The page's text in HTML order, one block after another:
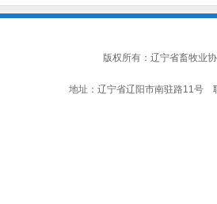
版权所有：辽宁省畜牧业
地址：辽宁省辽阳市南驻路11号